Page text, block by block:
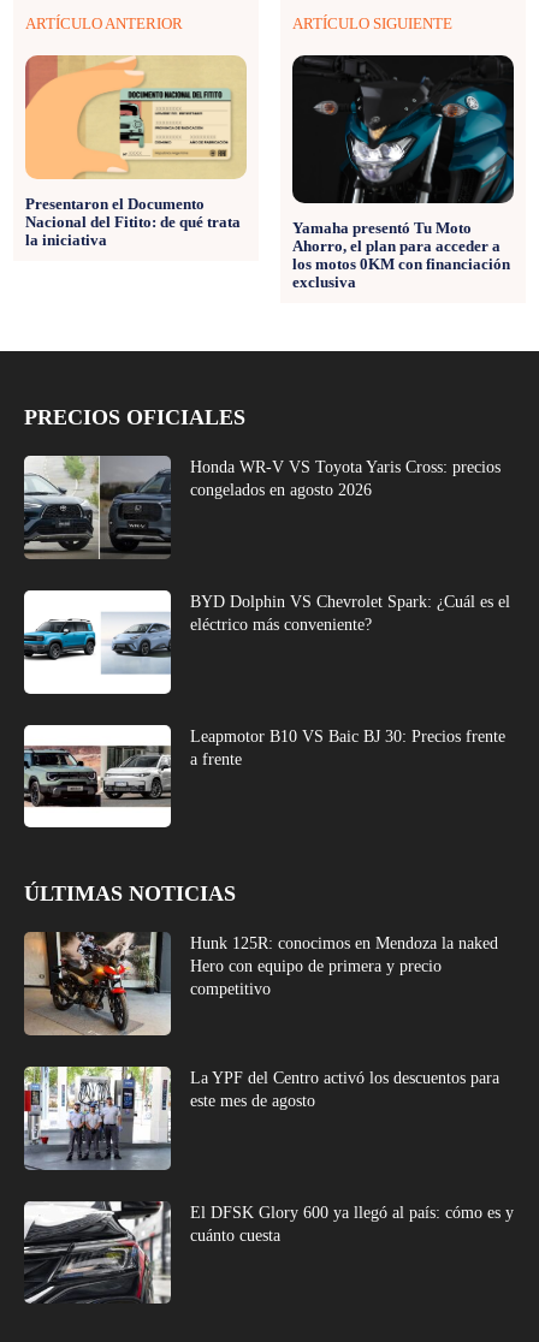
ARTÍCULO ANTERIOR
Presentaron el Documento
Nacional del Fitito: de qué trata
la iniciativa
ARTÍCULO SIGUIENTE
Yamaha presentó Tu Moto
Ahorro, el plan para acceder a
los motos 0KM con financiación
exclusiva
PRECIOS OFICIALES
Honda WR-V VS Toyota Yaris Cross: precios
congelados en agosto 2026
BYD Dolphin VS Chevrolet Spark: ¿Cuál es el
eléctrico más conveniente?
Leapmotor B10 VS Baic BJ 30: Precios frente
a frente
ÚLTIMAS NOTICIAS
Hunk 125R: conocimos en Mendoza la naked
Hero con equipo de primera y precio
competitivo
La YPF del Centro activó los descuentos para
este mes de agosto
El DFSK Glory 600 ya llegó al país: cómo es y
cuánto cuesta